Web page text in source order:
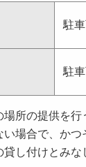
駐
駐
所の提供を
場合で、か
し付けとみな